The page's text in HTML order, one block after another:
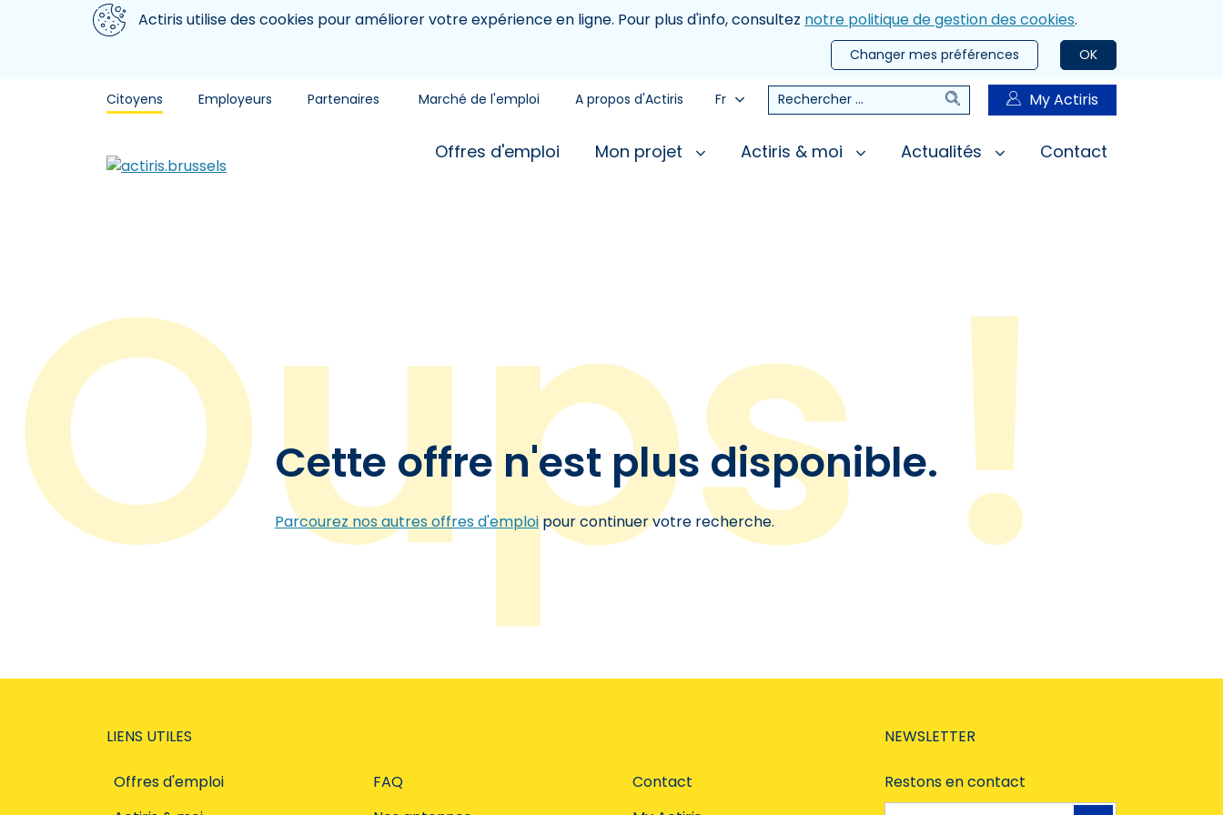
Aller au contenu principal
Nous utilisons des cookiesActiris utilise des cookies pour améliorer votre expérience en ligne. Pour plus d'info, consultez notre politique de gestion des cookies.
OK
Changer mes préférences
Citoyens Employeurs Partenaires Marché de l'emploi A propos d'Actiris Fr Rechercher RechercherMy Actiris
Offres d'emploi Mon projet Actiris & moi Actualités Contact
Cette offre n'est plus disponible.
Parcourez nos autres offres d'emploipour continuer votre recherche.
LIENS UTILES
Offres d'emploi
FAQ
Contact
NEWSLETTER
Restons en contact